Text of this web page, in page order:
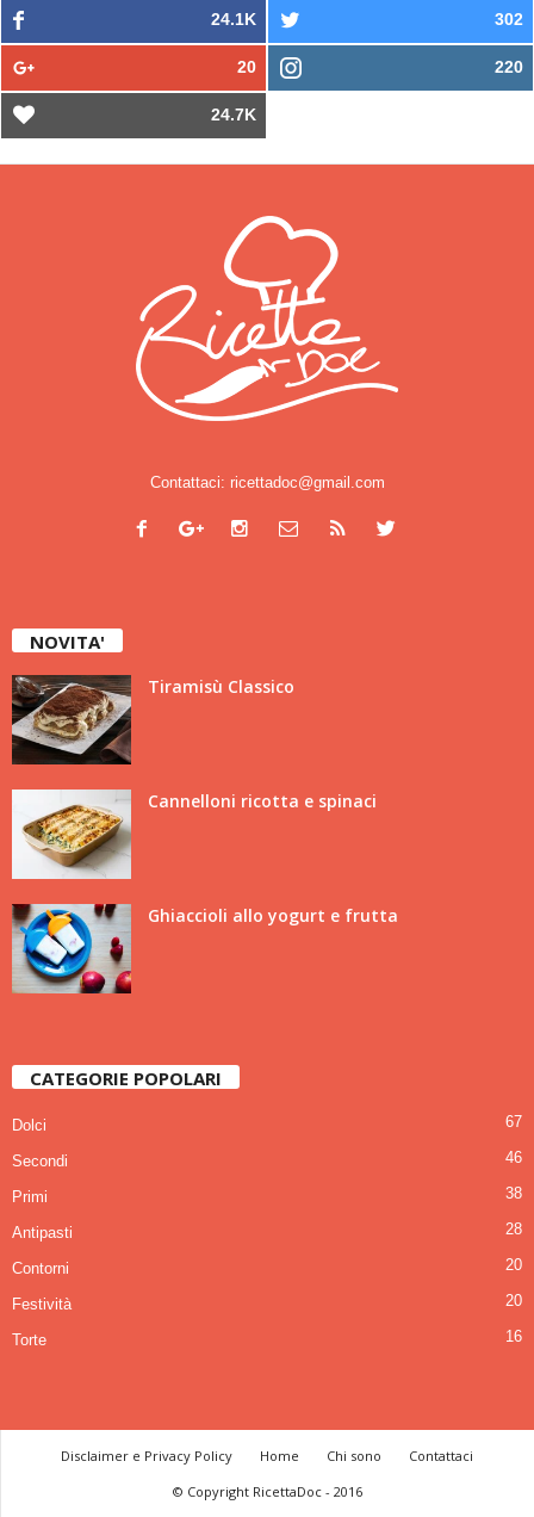
24.1K 302
20 220
24.7K
Contattaci: ricettadoc@gmail.com
NOVITA'
Tiramisù Classico
Cannelloni ricotta e spinaci
Ghiaccioli allo yogurt e frutta
CATEGORIE POPOLARI
Dolci 67
Secondi 46
Primi 38
Antipasti 28
Contorni 20
Festività 20
Torte 16
Disclaimer e Privacy Policy Home Chi sono
Contattaci
© Copyright RicettaDoc - 2016